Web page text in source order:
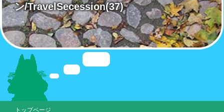
ン/TravelSecession(37)
トップページ